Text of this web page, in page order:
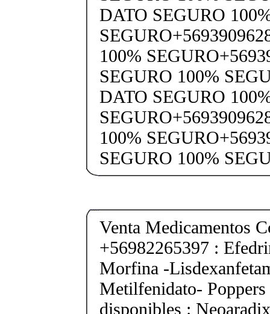
DATO SEGURO
100%
SEGURO 100%
DATO SEGURO
100%
SEGURO 100%
Venta Medicamentos
+56982265397 :
Morfina -
Metilfenidato-
disponibles :